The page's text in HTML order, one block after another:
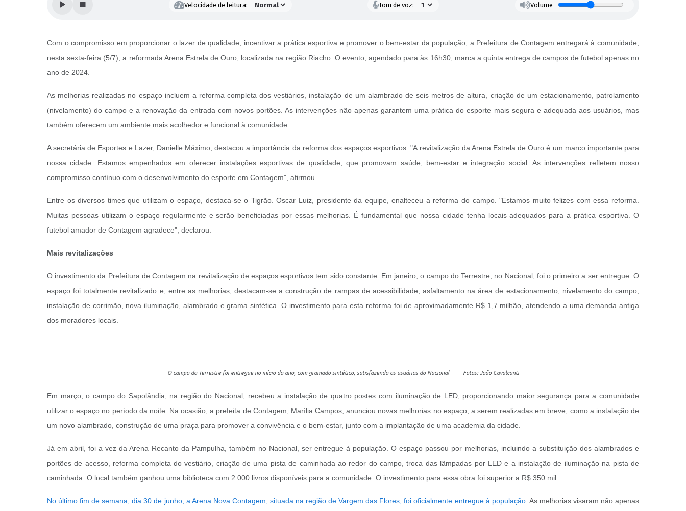
Velocidade de leitura: Tom de voz: Volume
Com o compromisso em proporcionar o lazer de qualidade, incentivar a prática esportiva e promover o bem-estar da população, a Prefeitura de Contagem entregará à comunidade,
nesta sexta-feira (5/7), a reformada Arena Estrela de Ouro, localizada na região Riacho. O evento, agendado para às 16h30, marca a quinta entrega de campos de futebol apenas no
ano de 2024.
As melhorias realizadas no espaço incluem a reforma completa dos vestiários, instalação de um alambrado de seis metros de altura, criação de um estacionamento, patrolamento
(nivelamento) do campo e a renovação da entrada com novos portões. As intervenções não apenas garantem uma prática do esporte mais segura e adequada aos usuários, mas
também oferecem um ambiente mais acolhedor e funcional à comunidade.
A secretária de Esportes e Lazer, Danielle Máximo, destacou a importância da reforma dos espaços esportivos. "A revitalização da Arena Estrela de Ouro é um marco importante para
nossa cidade. Estamos empenhados em oferecer instalações esportivas de qualidade, que promovam saúde, bem-estar e integração social. As intervenções refletem nosso
compromisso contínuo com o desenvolvimento do esporte em Contagem", afirmou.
Entre os diversos times que utilizam o espaço, destaca-se o Tigrão. Oscar Luiz, presidente da equipe, enalteceu a reforma do campo. "Estamos muito felizes com essa reforma.
Muitas pessoas utilizam o espaço regularmente e serão beneficiadas por essas melhorias. É fundamental que nossa cidade tenha locais adequados para a prática esportiva. O
futebol amador de Contagem agradece", declarou.
Mais revitalizações
O investimento da Prefeitura de Contagem na revitalização de espaços esportivos tem sido constante. Em janeiro, o campo do Terrestre, no Nacional, foi o primeiro a ser entregue. O
espaço foi totalmente revitalizado e, entre as melhorias, destacam-se a construção de rampas de acessibilidade, asfaltamento na área de estacionamento, nivelamento do campo,
instalação de corrimão, nova iluminação, alambrado e grama sintética. O investimento para esta reforma foi de aproximadamente R$ 1,7 milhão, atendendo a uma demanda antiga
dos moradores locais.
O campo do Terrestre foi entregue no início do ano, com gramado sintético, satisfazendo os usuários do Nacional Fotos: João Cavalcanti
Em março, o campo do Sapolândia, na região do Nacional, recebeu a instalação de quatro postes com iluminação de LED, proporcionando maior segurança para a comunidade
utilizar o espaço no período da noite. Na ocasião, a prefeita de Contagem, Marília Campos, anunciou novas melhorias no espaço, a serem realizadas em breve, como a instalação de
um novo alambrado, construção de uma praça para promover a convivência e o bem-estar, junto com a implantação de uma academia da cidade.
Já em abril, foi a vez da Arena Recanto da Pampulha, também no Nacional, ser entregue à população. O espaço passou por melhorias, incluindo a substituição dos alambrados e
portões de acesso, reforma completa do vestiário, criação de uma pista de caminhada ao redor do campo, troca das lâmpadas por LED e a instalação de iluminação na pista de
caminhada. O local também ganhou uma biblioteca com 2.000 livros disponíveis para a comunidade. O investimento para essa obra foi superior a R$ 350 mil.
No último fim de semana, dia 30 de junho, a Arena Nova Contagem, situada na região de Vargem das Flores, foi oficialmente entregue à população. As melhorias visaram não apenas